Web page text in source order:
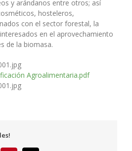
y arándanos entre otros; así
hosteleros,
con el sector forestal, la
en el aprovechamiento
de la biomasa.
Agroalimentaria.pdf